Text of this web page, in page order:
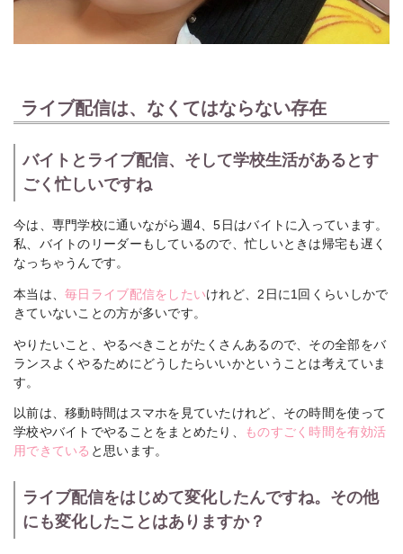
ライブ配信は、なくてはならない存在
バイトとライブ配信、そして学校生活があるとす
ごく忙しいですね
今は、専門学校に通いながら週4、5日はバイトに入っています。
私、バイトのリーダーもしているので、忙しいときは帰宅も遅く
なっちゃうんです。
本当は、毎日ライブ配信をしたいけれど、2日に1回くらいしかで
きていないことの方が多いです。
やりたいこと、やるべきことがたくさんあるので、その全部をバ
ランスよくやるためにどうしたらいいかということは考えていま
す。
以前は、移動時間はスマホを見ていたけれど、その時間を使って
学校やバイトでやることをまとめたり、
ものすごく時間を有効活
用できている と思います。
ライブ配信をはじめて変化したんですね。その他
にも変化したことはありますか？